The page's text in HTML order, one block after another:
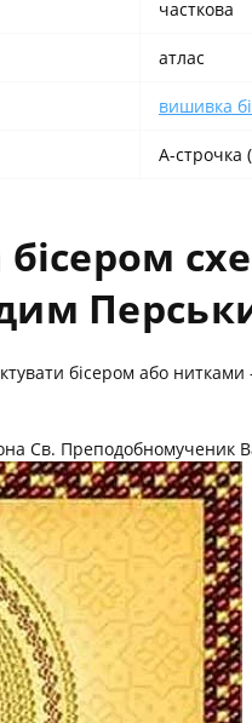
часткова
атлас
вишивка
А-строчка
бісером або
Св. Преподобномученик